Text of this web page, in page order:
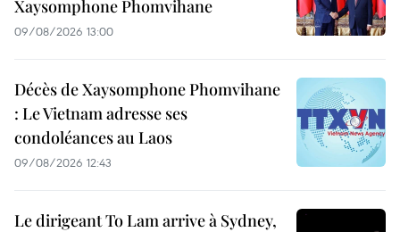
Xaysomphone Phomvihane
09/08/2026 13:00
Décès de Xaysomphone Phomvihane
: Le Vietnam adresse ses
condoléances au Laos
09/08/2026 12:43
Le dirigeant To Lam arrive à Sydney,